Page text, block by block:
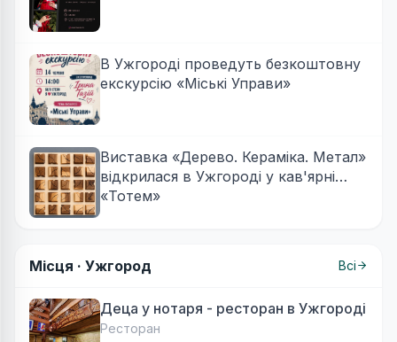
В Ужгороді проведуть безкоштовну
екскурсію «Міські Управи»
Виставка «Дерево. Кераміка. Метал»
відкрилася в Ужгороді у кав'ярні
«Тотем»
Місця · Ужгород Всі
Деца у нотаря - ресторан в Ужгороді
Ресторан